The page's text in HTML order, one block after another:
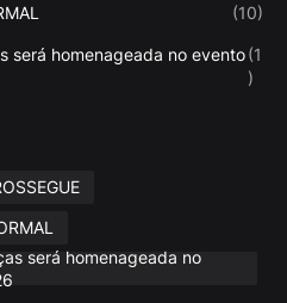
(10)
será homenageada no evento(1
)
será homenageada no